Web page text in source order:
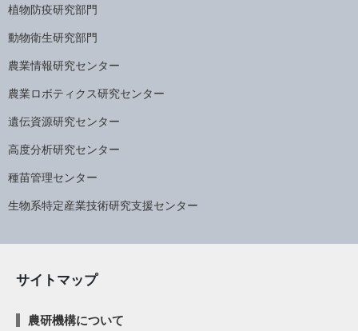
植物防疫研究部門
動物衛生研究部門
農業情報研究センター
農業ロボティクス研究センター
遺伝資源研究センター
高度分析研究センター
種苗管理センター
生物系特定産業技術研究支援センター
サイトマップ
農研機構について